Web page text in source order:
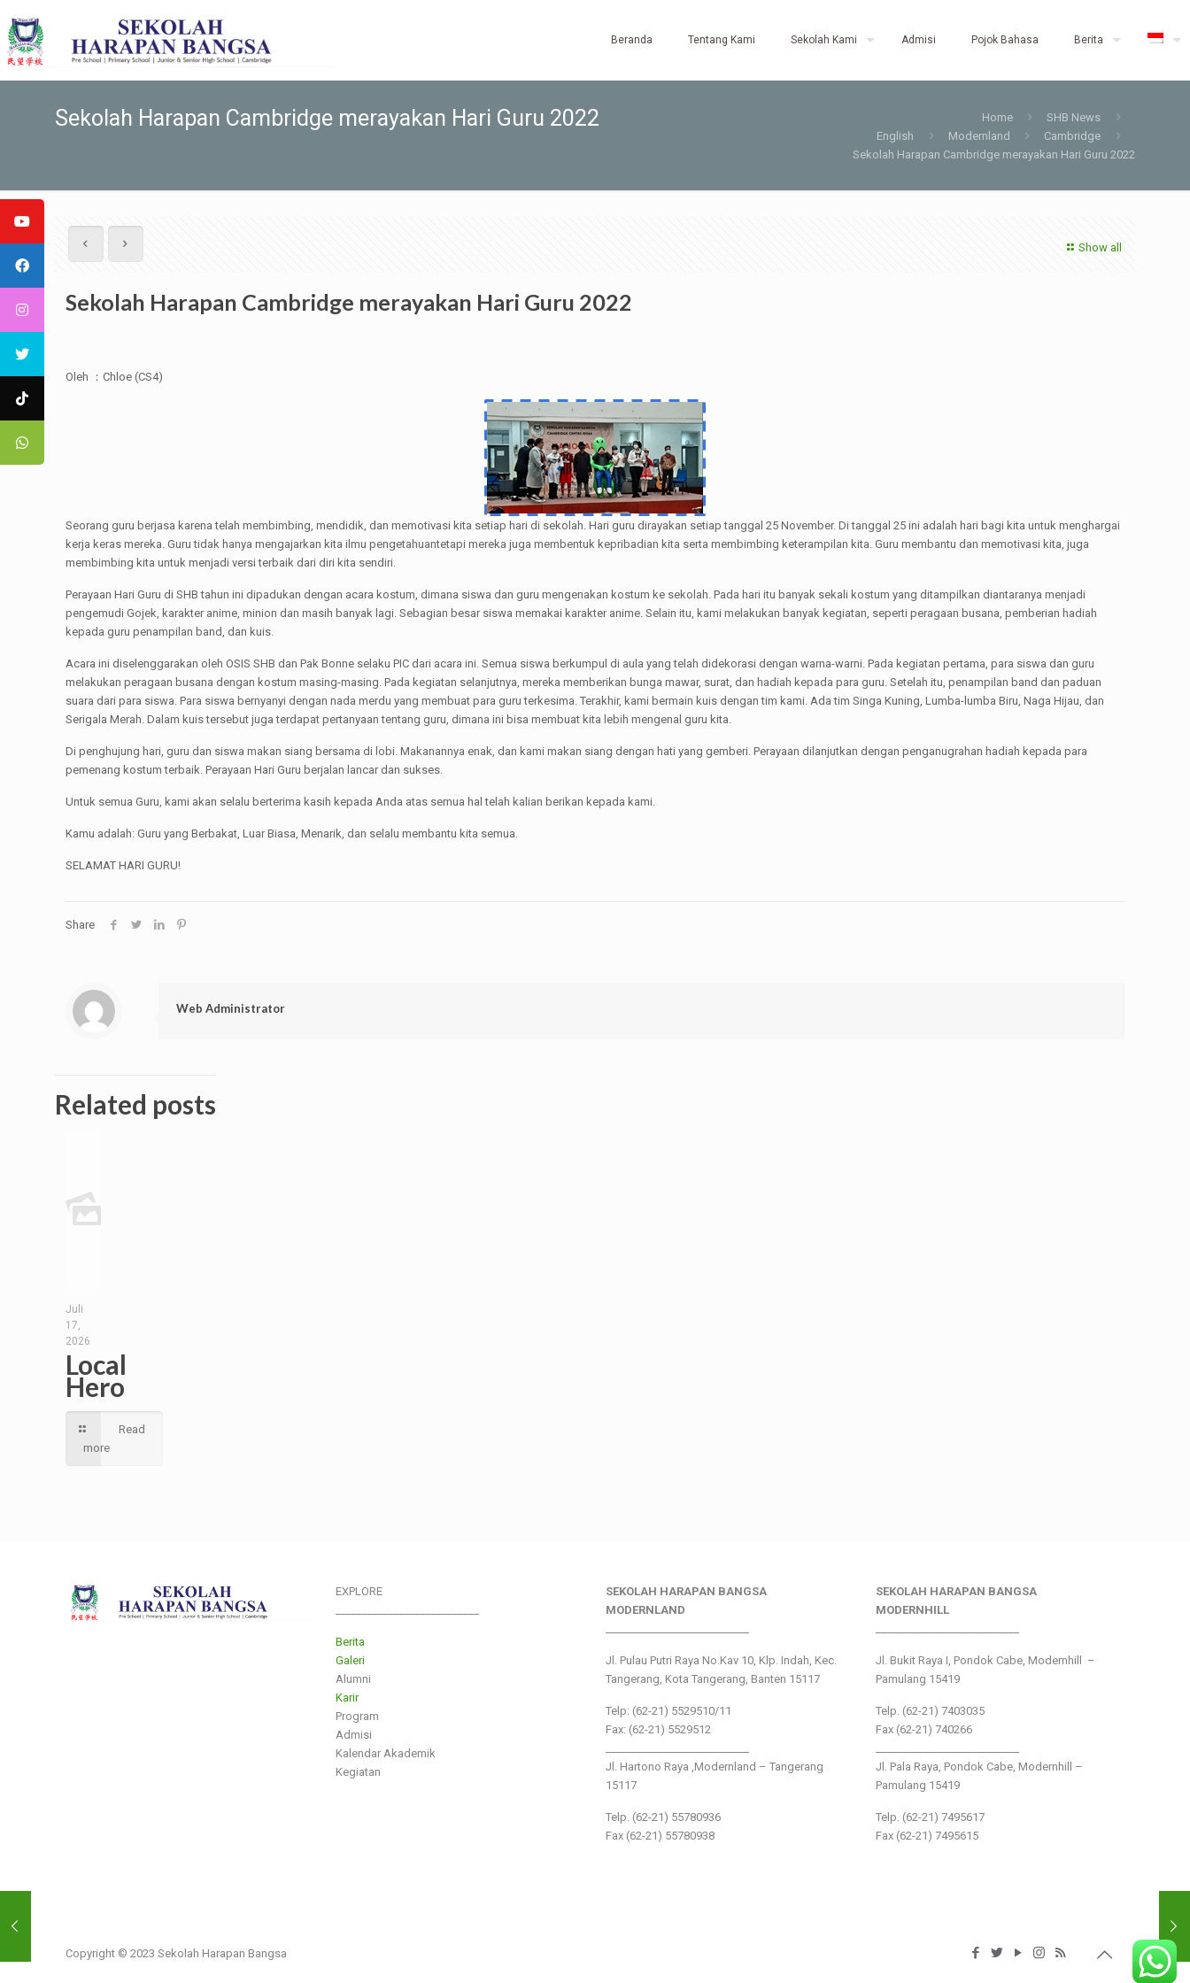
Beranda Tentang Kami Sekolah Kami Admisi Pojok Bahasa Berita
Sekolah Harapan Cambridge merayakan Hari Guru 2022 Home
SHB News
English
Modernland
Cambridge
Sekolah Harapan Cambridge merayakan Hari Guru 2022
Show all
Sekolah Harapan Cambridge merayakan Hari Guru 2022
Oleh ：Chloe (CS4)
Seorang guru berjasa karena telah membimbing, mendidik, dan memotivasi kita setiap hari di sekolah. Hari guru dirayakan setiap tanggal 25 November. Di tanggal 25 ini adalah hari bagi kita untuk menghargai
kerja keras mereka. Guru tidak hanya mengajarkan kita ilmu pengetahuantetapi mereka juga membentuk kepribadian kita serta membimbing keterampilan kita. Guru membantu dan memotivasi kita, juga
membimbing kita untuk menjadi versi terbaik dari diri kita sendiri.
Perayaan Hari Guru di SHB tahun ini dipadukan dengan acara kostum, dimana siswa dan guru mengenakan kostum ke sekolah. Pada hari itu banyak sekali kostum yang ditampilkan diantaranya menjadi
pengemudi Gojek, karakter anime, minion dan masih banyak lagi. Sebagian besar siswa memakai karakter anime. Selain itu, kami melakukan banyak kegiatan, seperti peragaan busana, pemberian hadiah
kepada guru penampilan band, dan kuis.
Acara ini diselenggarakan oleh OSIS SHB dan Pak Bonne selaku PIC dari acara ini. Semua siswa berkumpul di aula yang telah didekorasi dengan warna-warni. Pada kegiatan pertama, para siswa dan guru
melakukan peragaan busana dengan kostum masing-masing. Pada kegiatan selanjutnya, mereka memberikan bunga mawar, surat, dan hadiah kepada para guru. Setelah itu, penampilan band dan paduan
suara dari para siswa. Para siswa bernyanyi dengan nada merdu yang membuat para guru terkesima. Terakhir, kami bermain kuis dengan tim kami. Ada tim Singa Kuning, Lumba-lumba Biru, Naga Hijau, dan
Serigala Merah. Dalam kuis tersebut juga terdapat pertanyaan tentang guru, dimana ini bisa membuat kita lebih mengenal guru kita.
Di penghujung hari, guru dan siswa makan siang bersama di lobi. Makanannya enak, dan kami makan siang dengan hati yang gemberi. Perayaan dilanjutkan dengan penganugrahan hadiah kepada para
pemenang kostum terbaik. Perayaan Hari Guru berjalan lancar dan sukses.
Untuk semua Guru, kami akan selalu berterima kasih kepada Anda atas semua hal telah kalian berikan kepada kami.
Kamu adalah: Guru yang Berbakat, Luar Biasa, Menarik, dan selalu membantu kita semua.
SELAMAT HARI GURU!
Share
Web Administrator
Related posts
Juli
17,
2026
Local
Hero
Read
more
EXPLORE
Berita
Galeri
Alumni
Karir
Program
Admisi
Kalendar Akademik
Kegiatan
SEKOLAH HARAPAN BANGSA
MODERNLAND
Jl. Pulau Putri Raya No.Kav 10, Klp. Indah, Kec.
Tangerang, Kota Tangerang, Banten 15117
Telp: (62-21) 5529510/11
Fax: (62-21) 5529512
Jl. Hartono Raya ,Modernland – Tangerang
15117
Telp. (62-21) 55780936
Fax (62-21) 55780938
SEKOLAH HARAPAN BANGSA
MODERNHILL
Jl. Bukit Raya I, Pondok Cabe, Modernhill –
Pamulang 15419
Telp. (62-21) 7403035
Fax (62-21) 740266
Jl. Pala Raya, Pondok Cabe, Modernhill –
Pamulang 15419
Telp. (62-21) 7495617
Fax (62-21) 7495615
Copyright © 2023 Sekolah Harapan Bangsa